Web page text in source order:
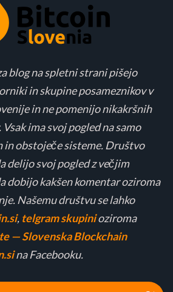
blog na spletni strani pišejo
in skupine posameznikov v
in ne pomenijo nikakršnih
ima svoj pogled na samo
obstoječe sisteme. Društvo
delijo svoj pogled z večjim
dobijo kakšen komentar oziroma
Našemu društvu se lahko
, telgram skupinioziroma
— Slovenska Blockchain
na Facebooku.